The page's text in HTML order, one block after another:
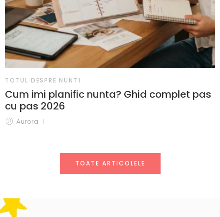
TOTUL DESPRE NUNTI
Cum imi planific nunta? Ghid complet pas
cu pas 2026
Aurora
TOATE ARTICOLELE